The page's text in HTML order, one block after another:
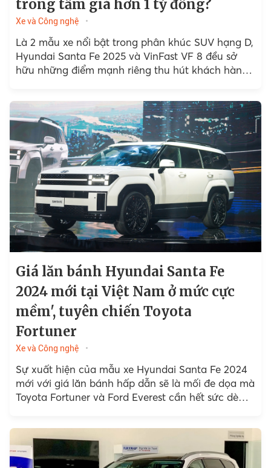
trong tầm giá hơn 1 tỷ đồng?
Xe và Công nghệ
Là 2 mẫu xe nổi bật trong phân khúc SUV hạng D,
Hyundai Santa Fe 2025 và VinFast VF 8 đều sở
hữu những điểm mạnh riêng thu hút khách hàng
Giá lăn bánh Hyundai Santa Fe
2024 mới tại Việt Nam ở mức cực
mềm', tuyên chiến Toyota
Fortuner
Xe và Công nghệ
Sự xuất hiện của mẫu xe Hyundai Santa Fe 2024
mới với giá lăn bánh hấp dẫn sẽ là mối đe dọa mà
Toyota Fortuner và Ford Everest cần hết sức dè